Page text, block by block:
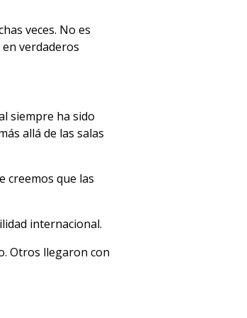
veces. No es
verdaderos
siempre ha sido
allá de las salas
creemos que las
internacional.
Otros llegaron con